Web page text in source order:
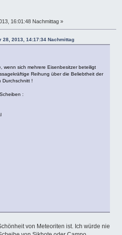
16:01:48 Nachmittag »
28, 2013, 14:17:34 Nachmittag
wenn sich mehrere Eisenbesitzer beteiligt
Reihung über die Beliebtheit der
Durchschnitt !
:
von Meteoriten ist. Ich würde nie